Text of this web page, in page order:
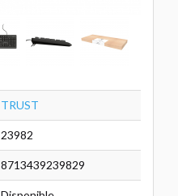
TRUST
23982
8713439239829